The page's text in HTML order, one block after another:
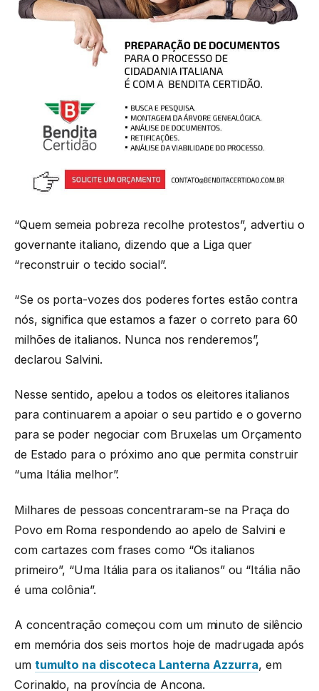
“Quem semeia pobreza recolhe protestos”, advertiu o
governante italiano, dizendo que a Liga quer
“reconstruir o tecido social”.
“Se os porta-vozes dos poderes fortes estão contra
nós, significa que estamos a fazer o correto para 60
milhões de italianos. Nunca nos renderemos”,
declarou Salvini.
Nesse sentido, apelou a todos os eleitores italianos
para continuarem a apoiar o seu partido e o governo
para se poder negociar com Bruxelas um Orçamento
de Estado para o próximo ano que permita construir
“uma Itália melhor”.
Milhares de pessoas concentraram-se na Praça do
Povo em Roma respondendo ao apelo de Salvini e
com cartazes com frases como “Os italianos
primeiro”, “Uma Itália para os italianos” ou “Itália não
é uma colônia”.
A concentração começou com um minuto de silêncio
em memória dos seis mortos hoje de madrugada após
um tumulto na discoteca Lanterna Azzurra, em
Corinaldo, na província de Ancona.